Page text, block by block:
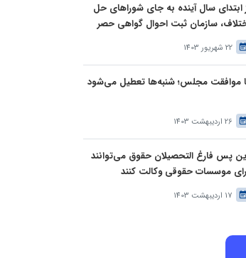
ابتدای سال آینده به جای شوراهای حل
سازمان ثبت احوال گواهی حصر
بدون نیاز به درخواست وراث صادر
کرد22 شهریور 1403
موافقت مجلس؛ شنبه‌ها تعطیل می‌شود
26 اردیبهشت 1403
پس فارغ التحصیلان حقوق می‌توانند
موسسات حقوقی وکالت کنند
17 اردیبهشت 1403